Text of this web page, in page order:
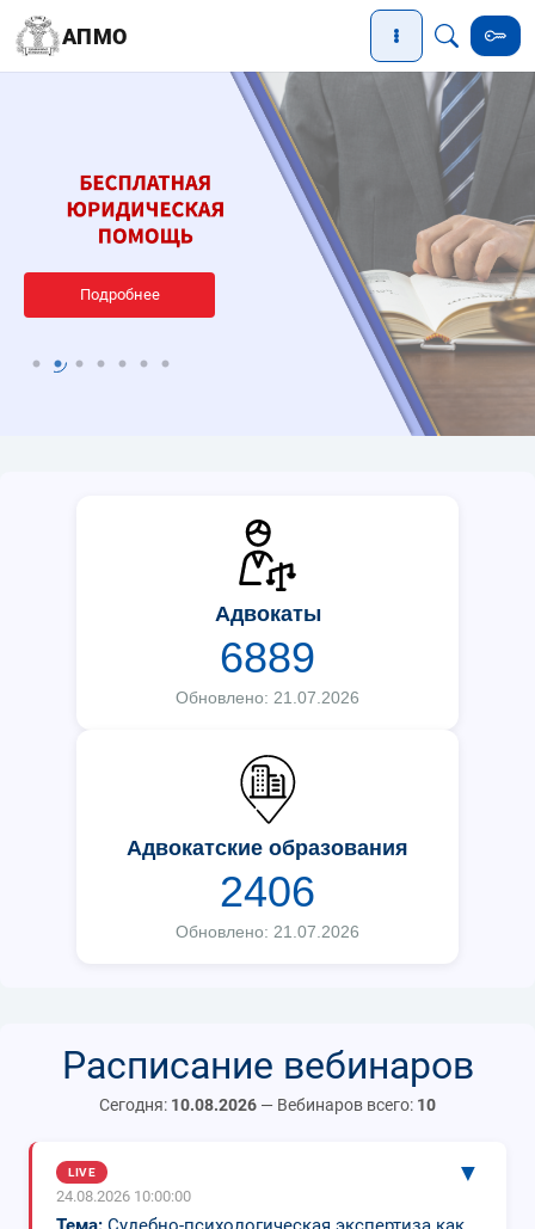
АПМО
Подробнее
Адвокаты
6889
Обновлено: 21.07.2026
Адвокатские образования
2406
Обновлено: 21.07.2026
Расписание вебинаров
Сегодня: 10.08.2026 — Вебинаров всего: 10
LIVE
24.08.2026 10:00:00
▼